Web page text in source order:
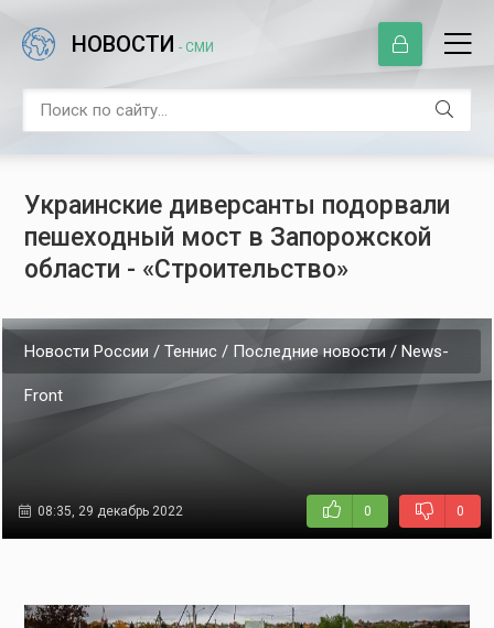
НОВОСТИ - СМИ
Украинские диверсанты подорвали
пешеходный мост в Запорожской
области - «Строительство»
Новости России / Теннис / Последние новости / News-
Front
08:35, 29 декабрь 2022 0 0